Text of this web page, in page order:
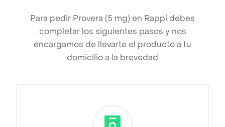
Para pedir Provera (5 mg) en Rappi debes
completar los siguientes pasos y nos
encargamos de llevarte el producto a tu
domicilio a la brevedad